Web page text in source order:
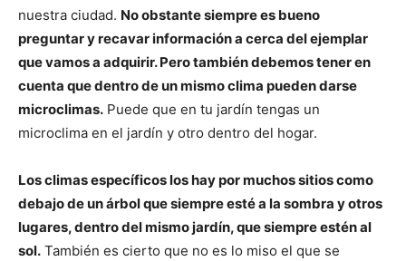
nuestra ciudad. No obstante siempre es bueno
preguntar y recavar información a cerca del ejemplar
que vamos a adquirir. Pero también debemos tener en
cuenta que dentro de un mismo clima pueden darse
microclimas. Puede que en tu jardín tengas un
microclima en el jardín y otro dentro del hogar.
Los climas específicos los hay por muchos sitios como
debajo de un árbol que siempre esté a la sombra y otros
lugares, dentro del mismo jardín, que siempre estén al
sol. También es cierto que no es lo miso el que se